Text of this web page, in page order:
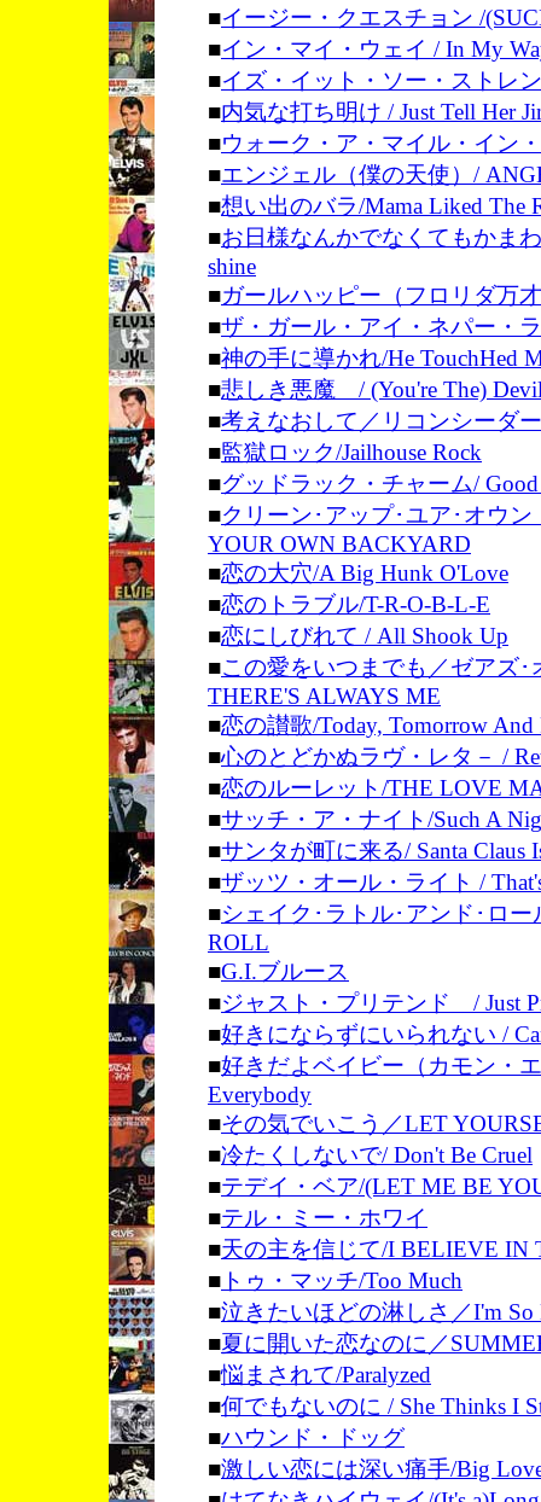
■イージー・クエスチョン /
■イン・マイ・ウェイ / In My
■イズ・イット・ソー・ストレ
■内気な打ち明け / Just Tell Her
■ウォーク・ア・マイル・イン
■エンジェル（僕の天使）/
■想い出のバラ/Mama Liked The
■お日様なんかでなくてもかま
shine
■ガールハッピー（フロリダ万
■ザ・ガール・アイ・ネパー・
■神の手に導かれ/He TouchHed
■悲しき悪魔 / (You're The)
■考えなおして／リコンシーダ
■監獄ロック/Jailhouse Rock
■グッドラック・チャーム/
■クリーン･アップ･ユア･オウ
YOUR OWN BACKYARD
■恋の大穴/A Big Hunk O'Love
■恋のトラブル/T-R-O-B-L-E
■恋にしびれて / All Shook Up
■この愛をいつまでも／ゼアズ
THERE'S ALWAYS ME
■恋の讃歌/Today, Tomorrow And
■心のとどかぬラヴ・レタ－ /
■恋のルーレット/THE LOVE
■サッチ・ア・ナイト/Such A
■サンタが町に来る/ Santa Claus
■ザッツ・オール・ライト /
■シェイク･ラトル･アンド･ロ
ROLL
■G.I.ブルース
■ジャスト・プリテンド / Just
■好きにならずにいられない /
■好きだよベイビー（カモン・
Everybody
■その気でいこう／LET
■冷たくしないで/ Don't Be Cruel
■テデイ・ベア/(LET ME BE
■テル・ミー・ホワイ
■天の主を信じて/I BELIEVE IN
■ トゥ・マッチ/Too Much
■泣きたいほどの淋しさ／I'm So
■夏に開いた恋なのに／
■悩まされて/Paralyzed
■何でもないのに / She Thinks I
■ハウンド・ドッグ
■激しい恋には深い痛手/Big